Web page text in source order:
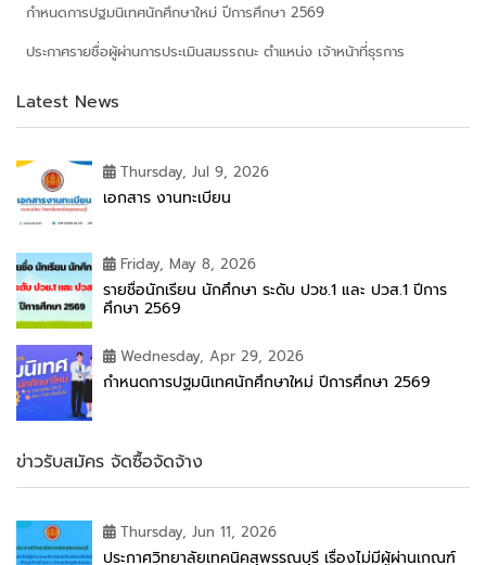
กำหนดการปฐมนิเทศนักศึกษาใหม่ ปีการศึกษา 2569
ประกาศรายชื่อผู้ผ่านการประเมินสมรรถนะ ตำแหน่ง เจ้าหน้าที่ธุรการ
Latest News
Thursday, Jul 9, 2026
เอกสาร งานทะเบียน
Friday, May 8, 2026
รายชื่อนักเรียน นักศึกษา ระดับ ปวช.1 และ ปวส.1 ปีการ
ศึกษา 2569
Wednesday, Apr 29, 2026
กำหนดการปฐมนิเทศนักศึกษาใหม่ ปีการศึกษา 2569
ข่าวรับสมัคร จัดซื้อจัดจ้าง
Thursday, Jun 11, 2026
ประกาศวิทยาลัยเทคนิคสุพรรณบุรี เรื่องไม่มีผู้ผ่านเกณฑ์